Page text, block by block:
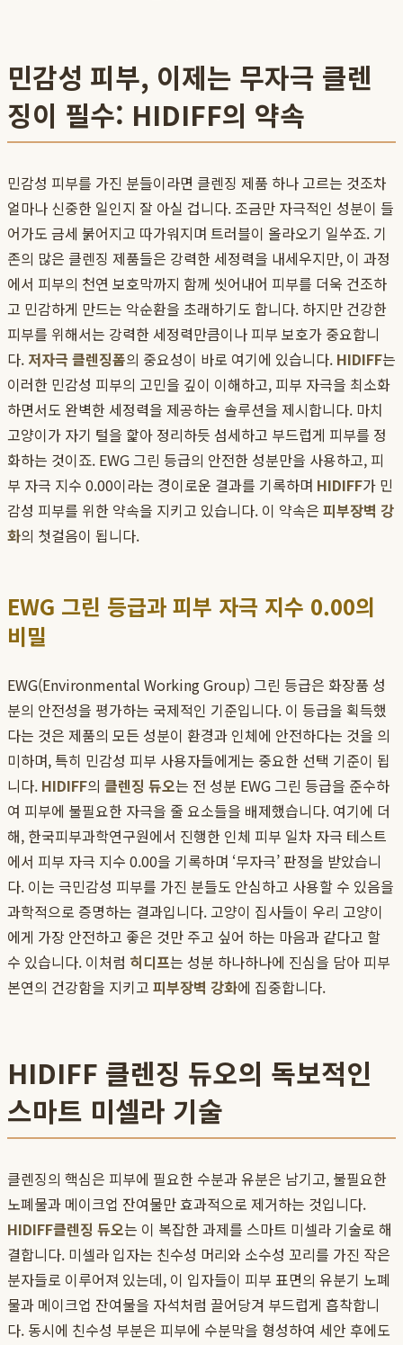
민감성 피부, 이제는 무자극 클렌
징이 필수: HIDIFF의 약속
민감성 피부를 가진 분들이라면 클렌징 제품 하나 고르는 것조차
얼마나 신중한 일인지 잘 아실 겁니다. 조금만 자극적인 성분이 들
어가도 금세 붉어지고 따가워지며 트러블이 올라오기 일쑤죠. 기
존의 많은 클렌징 제품들은 강력한 세정력을 내세우지만, 이 과정
에서 피부의 천연 보호막까지 함께 씻어내어 피부를 더욱 건조하
고 민감하게 만드는 악순환을 초래하기도 합니다. 하지만 건강한
피부를 위해서는 강력한 세정력만큼이나 피부 보호가 중요합니
다. 저자극 클렌징폼의 중요성이 바로 여기에 있습니다. HIDIFF는
이러한 민감성 피부의 고민을 깊이 이해하고, 피부 자극을 최소화
하면서도 완벽한 세정력을 제공하는 솔루션을 제시합니다. 마치
고양이가 자기 털을 핥아 정리하듯 섬세하고 부드럽게 피부를 정
화하는 것이죠. EWG 그린 등급의 안전한 성분만을 사용하고, 피
부 자극 지수 0.00이라는 경이로운 결과를 기록하며 HIDIFF가 민
감성 피부를 위한 약속을 지키고 있습니다. 이 약속은 피부장벽 강
화의 첫걸음이 됩니다.
EWG 그린 등급과 피부 자극 지수 0.00의
비밀
EWG(Environmental Working Group) 그린 등급은 화장품 성
분의 안전성을 평가하는 국제적인 기준입니다. 이 등급을 획득했
다는 것은 제품의 모든 성분이 환경과 인체에 안전하다는 것을 의
미하며, 특히 민감성 피부 사용자들에게는 중요한 선택 기준이 됩
니다. HIDIFF의 클렌징 듀오는 전 성분 EWG 그린 등급을 준수하
여 피부에 불필요한 자극을 줄 요소들을 배제했습니다. 여기에 더
해, 한국피부과학연구원에서 진행한 인체 피부 일차 자극 테스트
에서 피부 자극 지수 0.00을 기록하며 ‘무자극’ 판정을 받았습니
다. 이는 극민감성 피부를 가진 분들도 안심하고 사용할 수 있음을
과학적으로 증명하는 결과입니다. 고양이 집사들이 우리 고양이
에게 가장 안전하고 좋은 것만 주고 싶어 하는 마음과 같다고 할
수 있습니다. 이처럼 히디프는 성분 하나하나에 진심을 담아 피부
본연의 건강함을 지키고 피부장벽 강화에 집중합니다.
HIDIFF 클렌징 듀오의 독보적인
스마트 미셀라 기술
클렌징의 핵심은 피부에 필요한 수분과 유분은 남기고, 불필요한
노폐물과 메이크업 잔여물만 효과적으로 제거하는 것입니다.
HIDIFF클렌징 듀오는 이 복잡한 과제를 스마트 미셀라 기술로 해
결합니다. 미셀라 입자는 친수성 머리와 소수성 꼬리를 가진 작은
분자들로 이루어져 있는데, 이 입자들이 피부 표면의 유분기 노폐
물과 메이크업 잔여물을 자석처럼 끌어당겨 부드럽게 흡착합니
다. 동시에 친수성 부분은 피부에 수분막을 형성하여 세안 후에도